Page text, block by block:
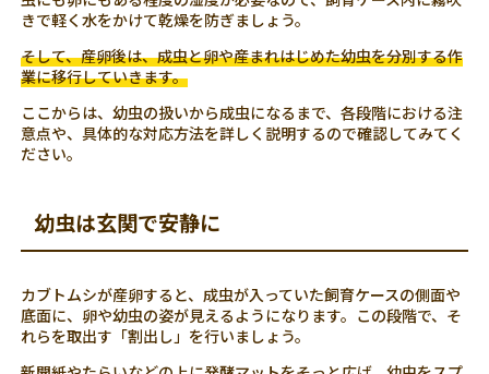
きで軽く水をかけて乾燥を防ぎましょう。
そして、産卵後は、成虫と卵や産まれはじめた幼虫を分別する作
業に移行していきます。
ここからは、幼虫の扱いから成虫になるまで、各段階における注
意点や、具体的な対応方法を詳しく説明するので確認してみてく
ださい。
幼虫は玄関で安静に
カブトムシが産卵すると、成虫が入っていた飼育ケースの側面や
底面に、卵や幼虫の姿が見えるようになります。この段階で、そ
れらを取出す「割出し」を行いましょう。